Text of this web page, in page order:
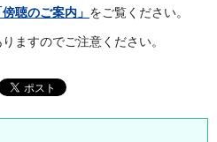
傍聴のご案内」 をご覧ください。
ますのでご注意ください。